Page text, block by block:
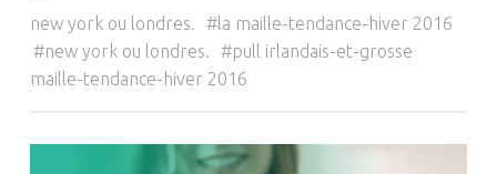
new york ou londres.
la maille-tendance-hiver 2016
new york ou londres.
pull irlandais-et-grosse
maille-tendance-hiver 2016
NAVIGATION DE L’ARTICLE